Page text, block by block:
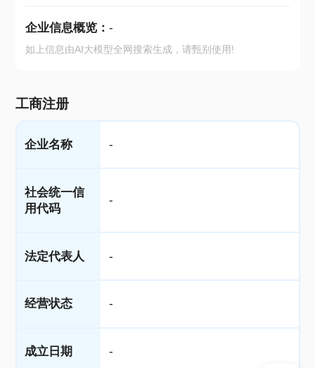
企业信息概览： -
如上信息由AI大模型全网搜索生成，请甄别使用!
工商注册
企业名称 -
社会统一信
用代码
-
法定代表人 -
经营状态 -
成立日期 -